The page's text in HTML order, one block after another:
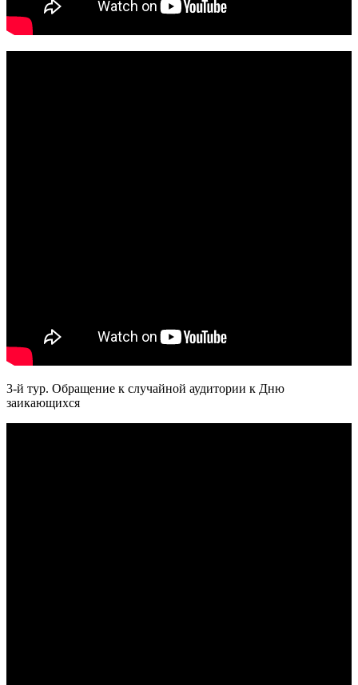
3-й тур. Обращение к случайной аудитории к Дню
заикающихся